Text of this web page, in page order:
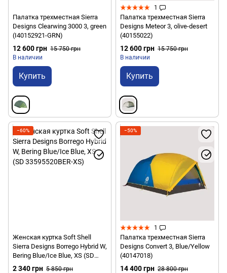
Палатка трехместная Sierra
Designs Clearwing 3000 3, green
(I40152921-GRN)
12 600 грн 15 750 грн
В наличии
Купить
1
Палатка трехместная Sierra
Designs Meteor 3, olive-desert
(40155022)
12 600 грн 15 750 грн
В наличии
Купить
−60%
Женская куртка Soft Shell
Sierra Designs Borrego Hybrid W,
Bering Blue/Ice Blue, XS (SD
33595520BER-XS)
2 340 грн 5 850 грн
−50%
1
Палатка трехместная Sierra
Designs Convert 3, Blue/Yellow
(40147018)
14 400 грн 28 800 грн